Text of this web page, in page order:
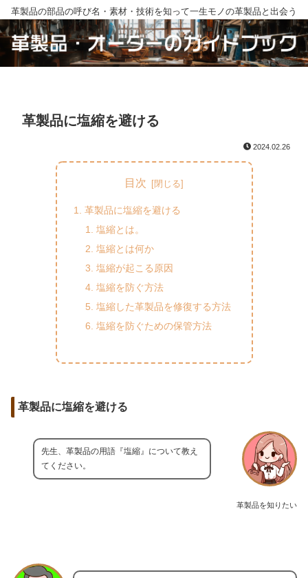
革製品の部品の呼び名・素材・技術を知って一生モノの革製品と出会う
革製品に塩縮を避ける
2024.02.26
目次
革製品に塩縮を避ける
塩縮とは。
塩縮とは何か
塩縮が起こる原因
塩縮を防ぐ方法
塩縮した革製品を修復する方法
塩縮を防ぐための保管方法
革製品に塩縮を避ける
革製品を知りたい
先生、革製品の用語『塩縮』について教え
てください。